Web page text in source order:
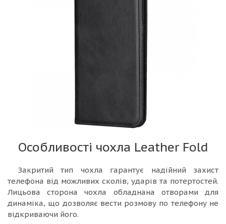
Особливості чохла Leather Fold
Закритий тип чохла гарантує надійний захист
телефона від можливих сколів, ударів та потертостей.
Лицьова сторона чохла обладнана отворами для
динаміка, що дозволяє вести розмову по телефону не
відкриваючи його.